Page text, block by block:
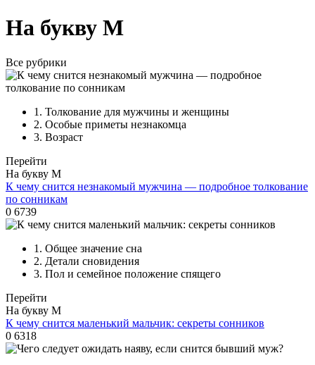
На букву М
Все рубрики
1. Толкование для мужчины и женщины
2. Особые приметы незнакомца
3. Возраст
Перейти
На букву М
К чему снится незнакомый мужчина — подробное толкование
по сонникам
0 6739
1. Общее значение сна
2. Детали сновидения
3. Пол и семейное положение спящего
Перейти
На букву М
К чему снится маленький мальчик: секреты сонников
0 6318